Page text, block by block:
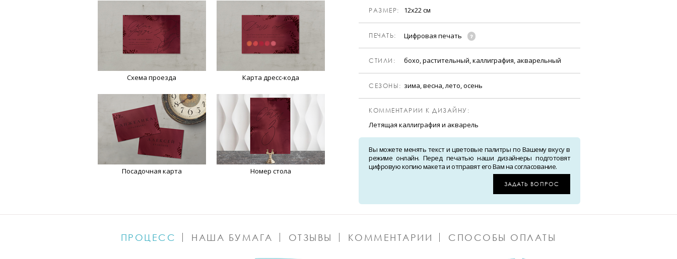
Схема проезда Карта дресс-кода
Посадочная карта Номер стола
РАЗМЕР: 12х22 см
ПЕЧАТЬ: Цифровая печать
CТИЛИ: бохо, растительный, каллиграфия, акварельный
CЕЗОНЫ: зима, весна, лето, осень
КОММЕНТАРИИ К ДИЗАЙНУ:
Летящая каллиграфия и акварель
Вы можете менять текст и цветовые палитры по Вашему вкусу в
режиме онлайн. Перед печатью наши дизайнеры подготовят
цифровую копию макета и отправят его Вам на согласование.
ЗАДАТЬ ВОПРОС
ПРОЦЕСС НАША БУМАГА ОТЗЫВЫ КОММЕНТАРИИ СПОСОБЫ ОПЛАТЫ